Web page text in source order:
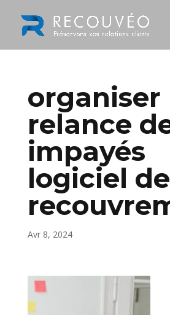
organiser
relance
impayés
logiciel de
Avr 8, 2024